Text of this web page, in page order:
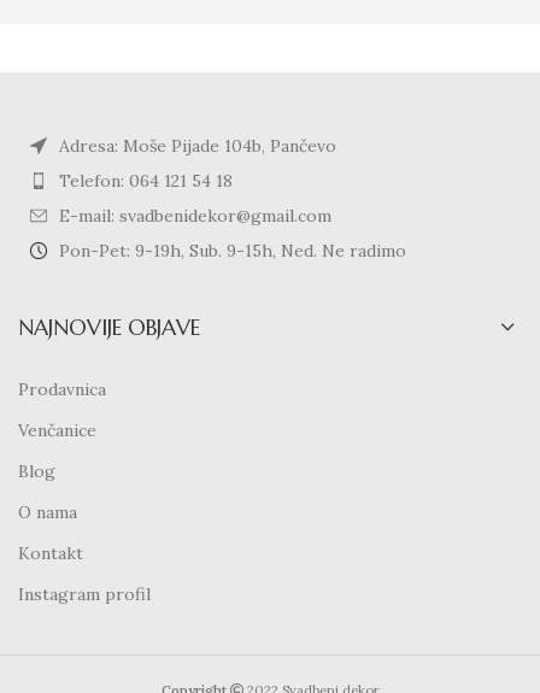
Adresa: Moše Pijade 104b, Pančevo
Telefon: 064 121 54 18
E-mail: svadbenidekor@gmail.com
Pon-Pet: 9-19h, Sub. 9-15h, Ned. Ne radimo
NAJNOVIJE OBJAVE
Prodavnica
Venčanice
Blog
O nama
Kontakt
Instagram profil